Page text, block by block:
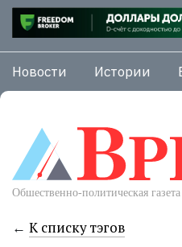
Новости Истории
← К списку тэгов